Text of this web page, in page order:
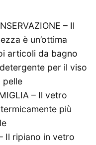
– Il
è un’ottima
articoli da bagno
per il viso
pelle
– Il vetro
più
Il ripiano in vetro